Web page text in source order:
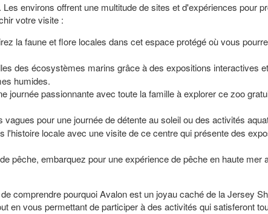
environs offrent une multitude de sites et d'expériences pour
votre visite :
la faune et flore locales dans cet espace protégé où vous
des écosystèmes marins grâce à des expositions interactives
humides.
journée passionnante avec toute la famille à explorer ce zoo
vagues pour une journée de détente au soleil ou des activités
l'histoire locale avec une visite de ce centre qui présente des
pêche, embarquez pour une expérience de pêche en haute
comprendre pourquoi Avalon est un joyau caché de la Jersey
en vous permettant de participer à des activités qui satisferont